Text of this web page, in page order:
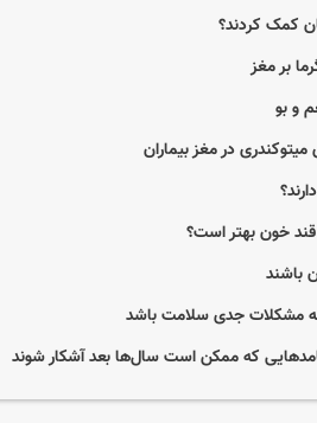
کمک کردند؟
بر مغز
و بو
در مغز بیماران
قند خون بهتر است؟
باشند
که ممکن است سال‌ها بعد آشکار شوند